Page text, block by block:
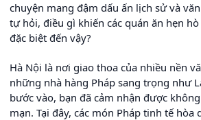
chuyện mang đậm dấu ấn lịch sử và
tự hỏi, điều gì khiến các quán ăn hẹn
đặc biệt đến vậy?
Hà Nội là nơi giao thoa của nhiều nền
những nhà hàng Pháp sang trọng như
bước vào, bạn đã cảm nhận được
mạn. Tại đây, các món Pháp tinh tế